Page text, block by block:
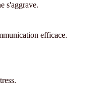
s'aggrave.
efficace.